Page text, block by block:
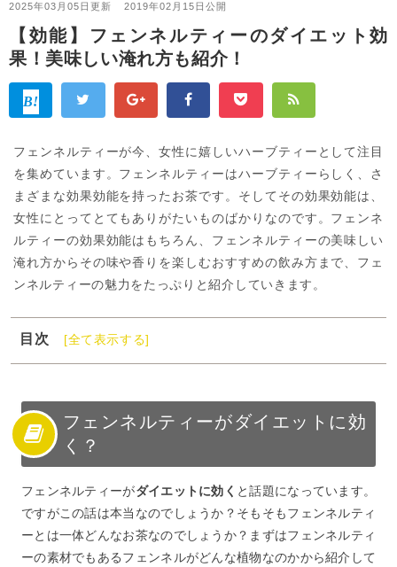
2025年03月05日更新 2019年02月15日公開
【効能】フェンネルティーのダイエット効
果！美味しい淹れ方も紹介！
フェンネルティーが今、女性に嬉しいハーブティーとして注目
を集めています。フェンネルティーはハーブティーらしく、さ
まざまな効果効能を持ったお茶です。そしてその効果効能は、
女性にとってとてもありがたいものばかりなのです。フェンネ
ルティーの効果効能はもちろん、フェンネルティーの美味しい
淹れ方からその味や香りを楽しむおすすめの飲み方まで、フェ
ンネルティーの魅力をたっぷりと紹介していきます。
目次
[全て表示する]
1
フェンネルティーがダイエットに効く？
3
フェンネルの女性に嬉しい効果効能
4
フェンネルティーの美味しい淹れ方や飲み方
5
フェンネルティーは女性に嬉しいダイエット・美容効果
が豊富！
フェンネルティーがダイエットに効
く？
フェンネルティーがダイエットに効く と話題になっています。
ですがこの話は本当なのでしょうか？そもそもフェンネルティ
ーとは一体どんなお茶なのでしょうか？まずはフェンネルティ
ーの素材でもあるフェンネルがどんな植物なのかから紹介して